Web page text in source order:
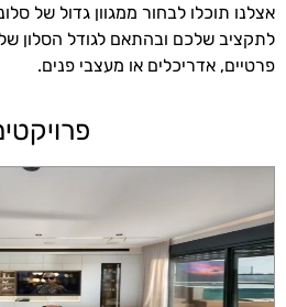
אצלנו תוכלו לבחור ממגוון גדול של
לתקציב שלכם ובהתאם לגודל הסלון
פרטיים, אדריכלים או מעצבי פנים.